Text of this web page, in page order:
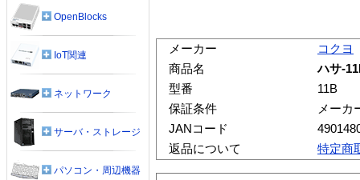
メーカー
コクヨ
商品名
ハサ-
型番
11B
保証条件
メーカ
JANコード
返品について
特定商
OpenBlocks
IoT関連
ネットワーク
サーバ・ストレージ
パソコン・周辺機器